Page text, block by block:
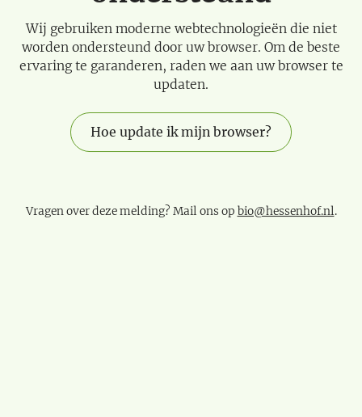
Wij gebruiken moderne webtechnologieën die niet
worden ondersteund door uw browser. Om de beste
ervaring te garanderen, raden we aan uw browser te
updaten.
Hoe update ik mijn browser?
Vragen over deze melding? Mail ons op bio@hessenhof.nl.